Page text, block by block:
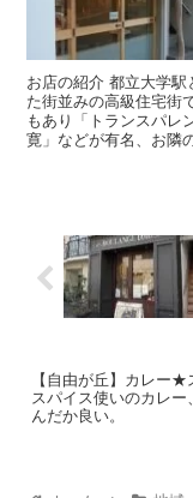
お店の紹介 都立大学
た街並みの高級住宅街
もあり「トランスパレ
寛」などが有名、お隣
【自由が丘】カレー
スパイス使いのカレー
んだか良い。